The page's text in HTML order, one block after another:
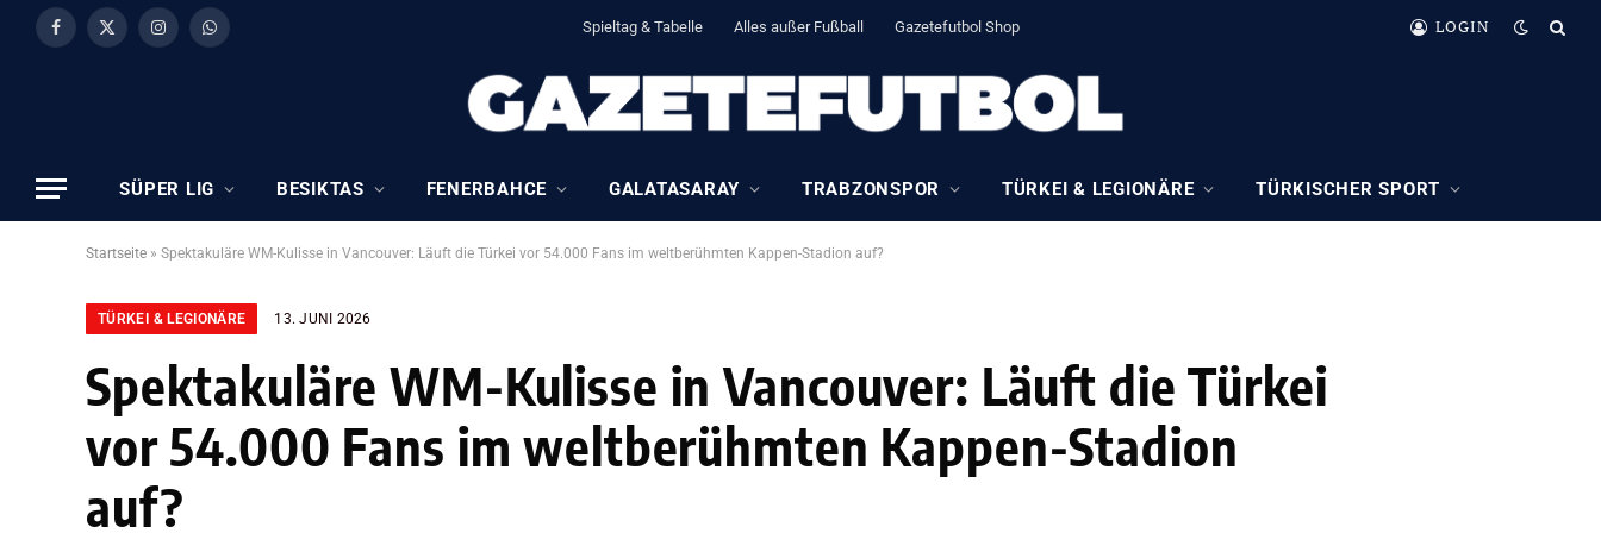
Facebook
X
InstagramWhatsApp Spieltag & Tabelle Alles außer Fußball Gazetefutbol Shop LOGIN
SÜPER LIG BESIKTAS FENERBAHCE GALATASARAY TRABZONSPOR TÜRKEI & LEGIONÄRE TÜRKISCHER SPORT
Startseite » Spektakuläre WM-Kulisse in Vancouver: Läuft die Türkei vor 54.000 Fans im weltberühmten Kappen-Stadion auf?
TÜRKEI & LEGIONÄRE 13. JUNI 2026
Spektakuläre WM-Kulisse in Vancouver: Läuft die Türkei
vor 54.000 Fans im weltberühmten Kappen-Stadion
auf?